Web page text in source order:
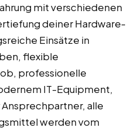
mit verschiedenen
deiner Hardware-
Einsätze in
flexible
professionelle
IT-Equipment,
alle
werden vom